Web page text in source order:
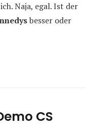
Naja, egal. Ist der
besser oder
CS